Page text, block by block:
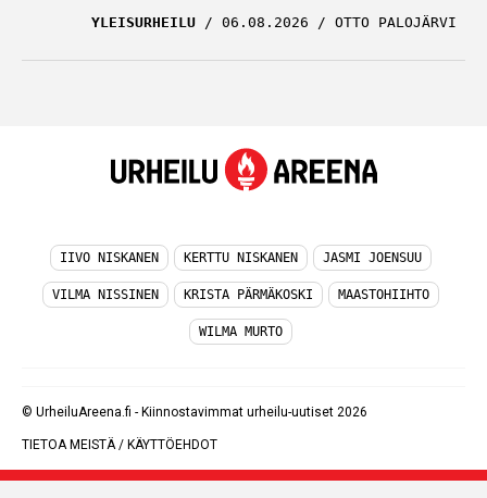
YLEISURHEILU 06.08.2026 OTTO PALOJÄRVI
IIVO NISKANEN KERTTU NISKANEN JASMI JOENSUU
VILMA NISSINEN KRISTA PÄRMÄKOSKI MAASTOHIIHTO
WILMA MURTO
© UrheiluAreena.fi - Kiinnostavimmat urheilu-uutiset 2026
TIETOA MEISTÄ/ KÄYTTÖEHDOT